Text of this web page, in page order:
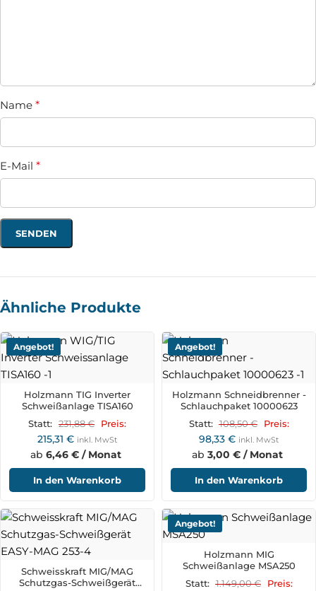
Name *
E-Mail *
Ähnliche Produkte
Angebot!
Holzmann TIG Inverter
Schweißanlage TISA160
Statt: 231,88€ Preis:
215,31 € inkl. MwSt
ab 6,46 € / Monat
In den Warenkorb
Angebot!
Holzmann Schneidbrenner -
Schlauchpaket 10000623
Statt: 108,50€ Preis:
98,33 € inkl. MwSt
ab 3,00 € / Monat
In den Warenkorb
Schweisskraft MIG/MAG
Schutzgas-Schweißgerät
Angebot!
Holzmann MIG
Schweißanlage MSA250
Statt: 1.149,00€ Preis: